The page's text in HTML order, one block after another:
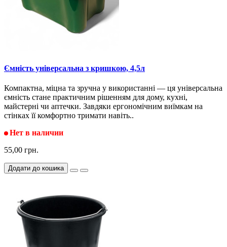
Ємність універсальна з кришкою, 4,5л
Компактна, міцна та зручна у використанні — ця універсальна
ємність стане практичним рішенням для дому, кухні,
майстерні чи аптечки. Завдяки ергономічним виїмкам на
стінках її комфортно тримати навіть..
Нет в наличии
55,00 грн.
Додати до кошика